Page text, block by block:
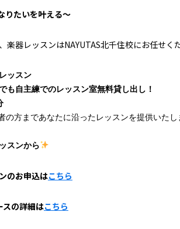
りたいを叶える～
楽器レッスンはNAYUTAS北千住校にお任せく
の方まであなたに沿ったレッスンを提供いたし
スンから
のお申込はこちら
スの詳細はこちら